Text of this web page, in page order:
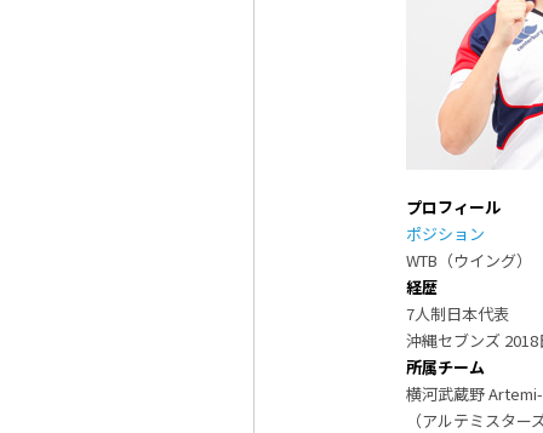
プロフィール
ポジション
WTB（ウイング）
経歴
7人制日本代表
沖縄セブンズ
所属チーム
横河武蔵野
（アルテミスター